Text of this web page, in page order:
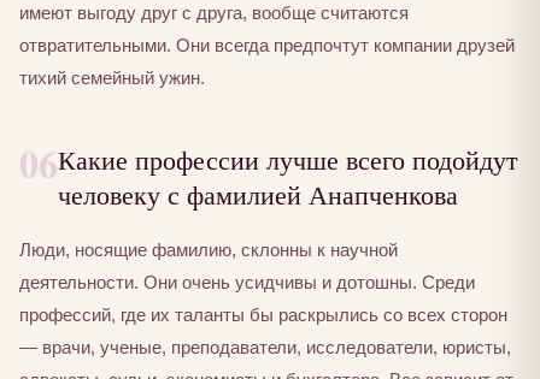
имеют выгоду друг с друга, вообще считаются
отвратительными. Они всегда предпочтут компании друзей
тихий семейный ужин.
06Какие профессии лучше всего подойдут
человеку с фамилией Анапченкова
Люди, носящие фамилию, склонны к научной
деятельности. Они очень усидчивы и дотошны. Среди
профессий, где их таланты бы раскрылись со всех сторон
— врачи, ученые, преподаватели, исследователи, юристы,